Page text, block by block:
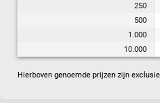
250
500
1.000
10.000
Hierboven genoemde prijzen zijn